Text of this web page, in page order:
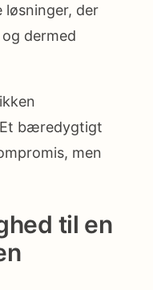
der
dermed
bæredygtigt
men
til en